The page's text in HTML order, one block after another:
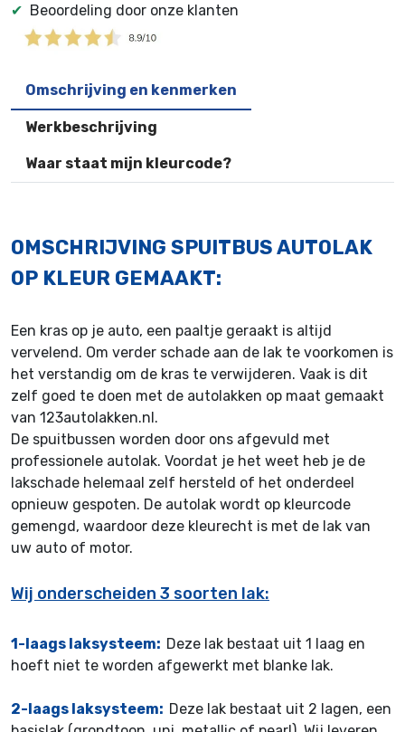
✔ Beoordeling door onze klanten
Omschrijving en kenmerken
Werkbeschrijving
Waar staat mijn kleurcode?
OMSCHRIJVING SPUITBUS AUTOLAK
OP KLEUR GEMAAKT:
Een kras op je auto, een paaltje geraakt is altijd
vervelend. Om verder schade aan de lak te voorkomen is
het verstandig om de kras te verwijderen. Vaak is dit
zelf goed te doen met de autolakken op maat gemaakt
van 123autolakken.nl.
De spuitbussen worden door ons afgevuld met
professionele autolak. Voordat je het weet heb je de
lakschade helemaal zelf hersteld of het onderdeel
opnieuw gespoten. De autolak wordt op kleurcode
gemengd, waardoor deze kleurecht is met de lak van
uw auto of motor.
Wij onderscheiden 3 soorten lak:
1-laags laksysteem: Deze lak bestaat uit 1 laag en
hoeft niet te worden afgewerkt met blanke lak.
2-laags laksysteem: Deze lak bestaat uit 2 lagen, een